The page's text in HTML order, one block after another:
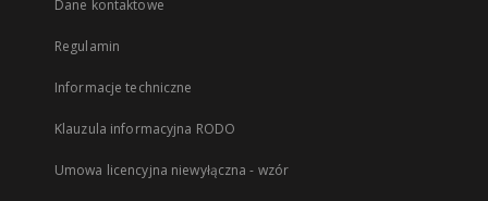
Dane kontaktowe
Regulamin
Informacje techniczne
Klauzula informacyjna RODO
Umowa licencyjna niewyłączna - wzór